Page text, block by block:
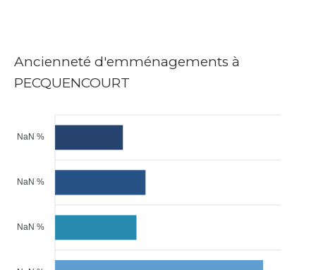
Ancienneté d'emménagements à
PECQUENCOURT
NaN %
NaN %
NaN %